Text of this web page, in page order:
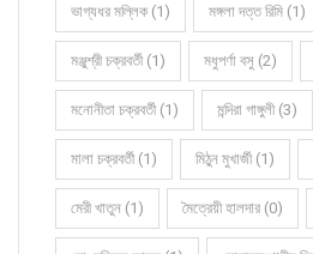
ভাগ্যধর মল্লিক (1) মঙ্গলা দত্ত রিমি (1)
মঞ্জুশ্রী চক্রবর্তী (1) মধুপর্ণা বসু (2)
মনোনীতা চক্রবর্তী (1) মন্দিরা গাঙ্গুলী (3)
মালা চক্রবর্তী (1) মিঠুন মুখার্জী (1)
মেরী খাতুন (1) মৈত্রেয়ী হালদার (0)